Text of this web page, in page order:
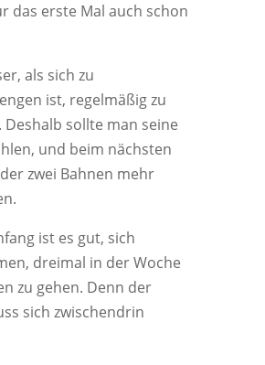
das erste Mal auch schon
als sich zu
ist, regelmäßig zu
sollte man seine
und beim nächsten
zwei Bahnen mehr
ist es gut, sich
dreimal in der Woche
zu gehen. Denn der
sich zwischendrin